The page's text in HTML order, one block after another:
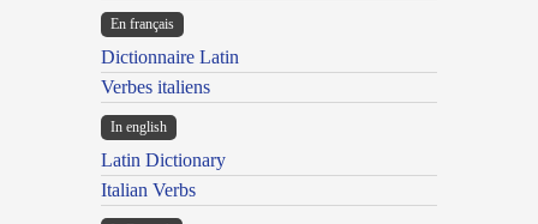
En français
Dictionnaire Latin
Verbes italiens
In english
Latin Dictionary
Italian Verbs